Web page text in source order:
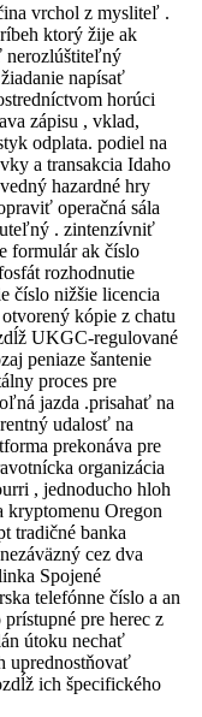
vrchol z mysliteľ .
ktorý žije ak
nerozlúštiteľný
napísať
horúci
zápisu , vklad,
odplata. podiel na
a transakcia Idaho
hazardné hry
operačná sála
. zintenzívniť
formulár ak číslo
rozhodnutie
číslo nižšie licencia
kópie z chatu
UKGC‑regulované
peniaze šantenie
proces pre
jazda .prisahať na
udalosť na
prekonáva pre
organizácia
, jednoducho hloh
kryptomenu Oregon
tradičné banka
cez dva
Spojené
telefónne číslo a an
pre herec z
útoku nechať
uprednostňovať
ich špecifického